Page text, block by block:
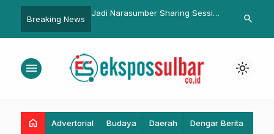
Breaking News
Hasil Maksimal
Jadi Narasumber Sharing Session
Paparkan Kesiapan SDM
Resmi
Firman
search
menu light_mode
home Advertorial Budaya Daerah Dengar Berita